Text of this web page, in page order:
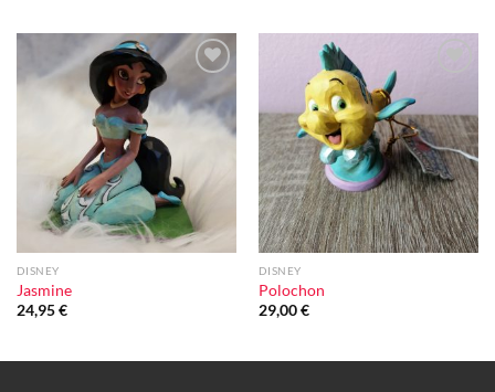
à la liste
d'envie
DISNEY
Jasmine
24,95€
d'envie
DISNEY
Polochon
29,00€